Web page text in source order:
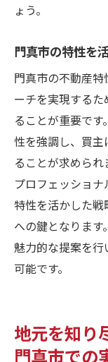
ょう。
門真市の特性を
門真市の不動産
ーチを実現する
ることが重要で
性を強調し、買
ることが求められ
プロフェッショ
特性を活かした
への鍵となりま
魅力的な提案を
可能です。
地元を知り
門真市での